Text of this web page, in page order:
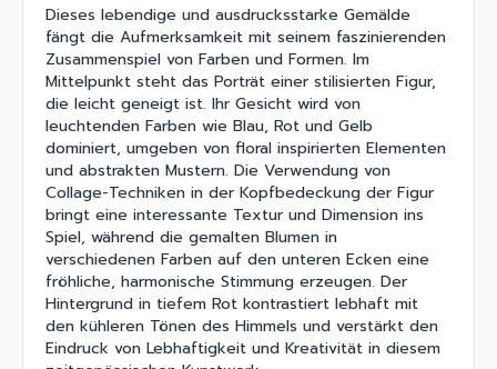
Dieses lebendige und ausdrucksstarke Gemälde
fängt die Aufmerksamkeit mit seinem faszinierenden
Zusammenspiel von Farben und Formen. Im
Mittelpunkt steht das Porträt einer stilisierten Figur,
die leicht geneigt ist. Ihr Gesicht wird von
leuchtenden Farben wie Blau, Rot und Gelb
dominiert, umgeben von floral inspirierten Elementen
und abstrakten Mustern. Die Verwendung von
Collage-Techniken in der Kopfbedeckung der Figur
bringt eine interessante Textur und Dimension ins
Spiel, während die gemalten Blumen in
verschiedenen Farben auf den unteren Ecken eine
fröhliche, harmonische Stimmung erzeugen. Der
Hintergrund in tiefem Rot kontrastiert lebhaft mit
den kühleren Tönen des Himmels und verstärkt den
Eindruck von Lebhaftigkeit und Kreativität in diesem